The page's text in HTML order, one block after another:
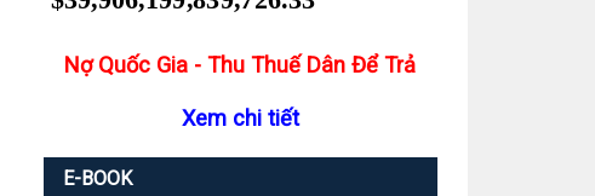
Nợ Quốc Gia - Thu Thuế Dân Để Trả
Xem chi tiết
E-BOOK